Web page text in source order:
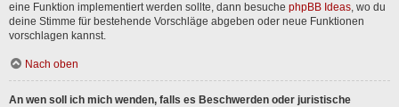
eine Funktion implementiert werden sollte, dann besuche phpBB Ideas, wo du
deine Stimme für bestehende Vorschläge abgeben oder neue Funktionen
vorschlagen kannst.
Nach oben
An wen soll ich mich wenden, falls es Beschwerden oder juristische